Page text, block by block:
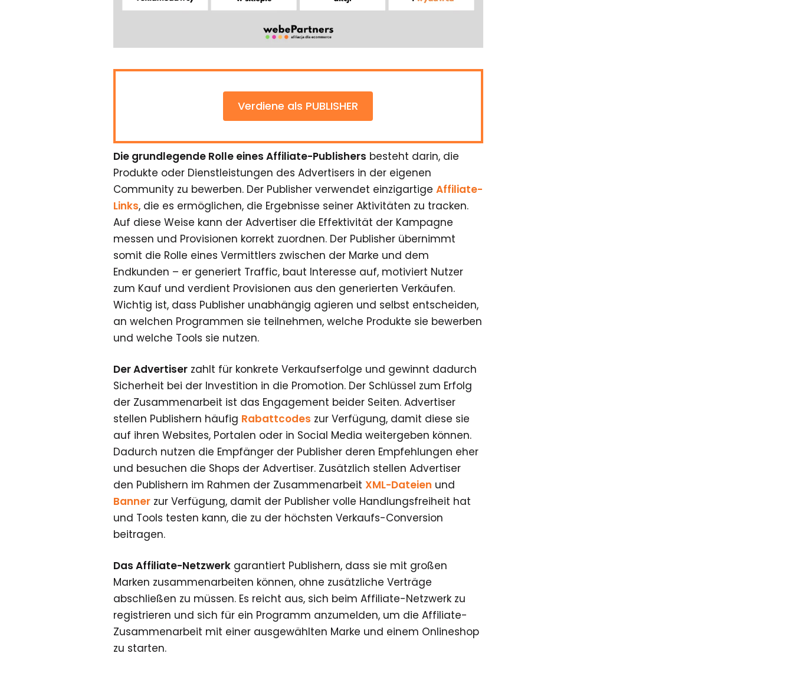
Verdiene als PUBLISHER
Die grundlegende Rolle eines Affiliate-Publishers besteht darin, die
Produkte oder Dienstleistungen des Advertisers in der eigenen
Community zu bewerben. Der Publisher verwendet einzigartige Affiliate-
Links, die es ermöglichen, die Ergebnisse seiner Aktivitäten zu tracken.
Auf diese Weise kann der Advertiser die Effektivität der Kampagne
messen und Provisionen korrekt zuordnen. Der Publisher übernimmt
somit die Rolle eines Vermittlers zwischen der Marke und dem
Endkunden – er generiert Traffic, baut Interesse auf, motiviert Nutzer
zum Kauf und verdient Provisionen aus den generierten Verkäufen.
Wichtig ist, dass Publisher unabhängig agieren und selbst entscheiden,
an welchen Programmen sie teilnehmen, welche Produkte sie bewerben
und welche Tools sie nutzen.
Der Advertiser zahlt für konkrete Verkaufserfolge und gewinnt dadurch
Sicherheit bei der Investition in die Promotion. Der Schlüssel zum Erfolg
der Zusammenarbeit ist das Engagement beider Seiten. Advertiser
stellen Publishern häufig Rabattcodes zur Verfügung, damit diese sie
auf ihren Websites, Portalen oder in Social Media weitergeben können.
Dadurch nutzen die Empfänger der Publisher deren Empfehlungen eher
und besuchen die Shops der Advertiser. Zusätzlich stellen Advertiser
den Publishern im Rahmen der Zusammenarbeit XML-Dateien und
Banner zur Verfügung, damit der Publisher volle Handlungsfreiheit hat
und Tools testen kann, die zu der höchsten Verkaufs-Conversion
beitragen.
Das Affiliate-Netzwerk garantiert Publishern, dass sie mit großen
Marken zusammenarbeiten können, ohne zusätzliche Verträge
abschließen zu müssen. Es reicht aus, sich beim Affiliate-Netzwerk zu
registrieren und sich für ein Programm anzumelden, um die Affiliate-
Zusammenarbeit mit einer ausgewählten Marke und einem Onlineshop
zu starten.